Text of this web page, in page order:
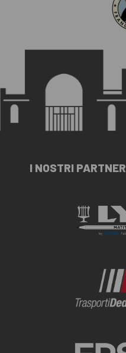
I NOSTRI PARTNER